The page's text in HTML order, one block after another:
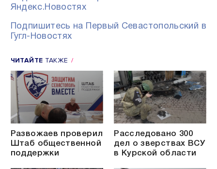
Яндекс.Новостях
Подпишитесь на Первый Севастопольский в
Гугл-Новостях
ЧИТАЙТЕ ТАКЖЕ
Развожаев проверил
Штаб общественной
поддержки
Расследовано 300
дел о зверствах ВСУ
в Курской области